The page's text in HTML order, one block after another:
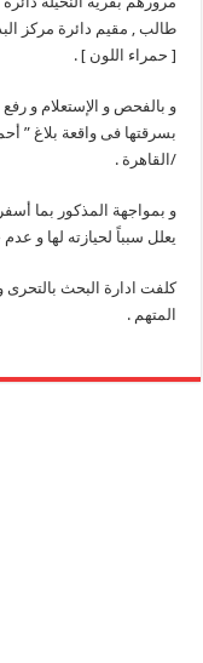
[ حمراء اللون ] .
و بالفحص و الإستعلام و
/القاهرة .
و بمواجهة المذكور بما
يعلل سبباً لحيازته لها و
كلفت ادارة البحث بالتحرى و
المتهم .